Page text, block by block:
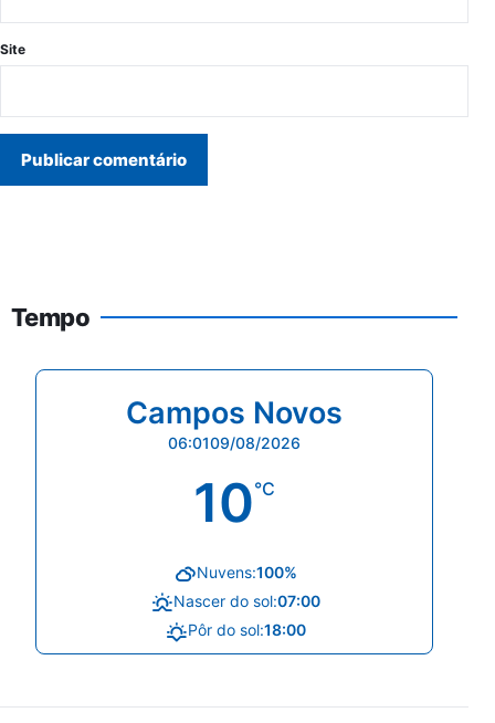
Site
Tempo
Campos Novos
06:0109/08/2026
10°C
Nuvens:100%
Nascer do sol:07:00
Pôr do sol:18:00